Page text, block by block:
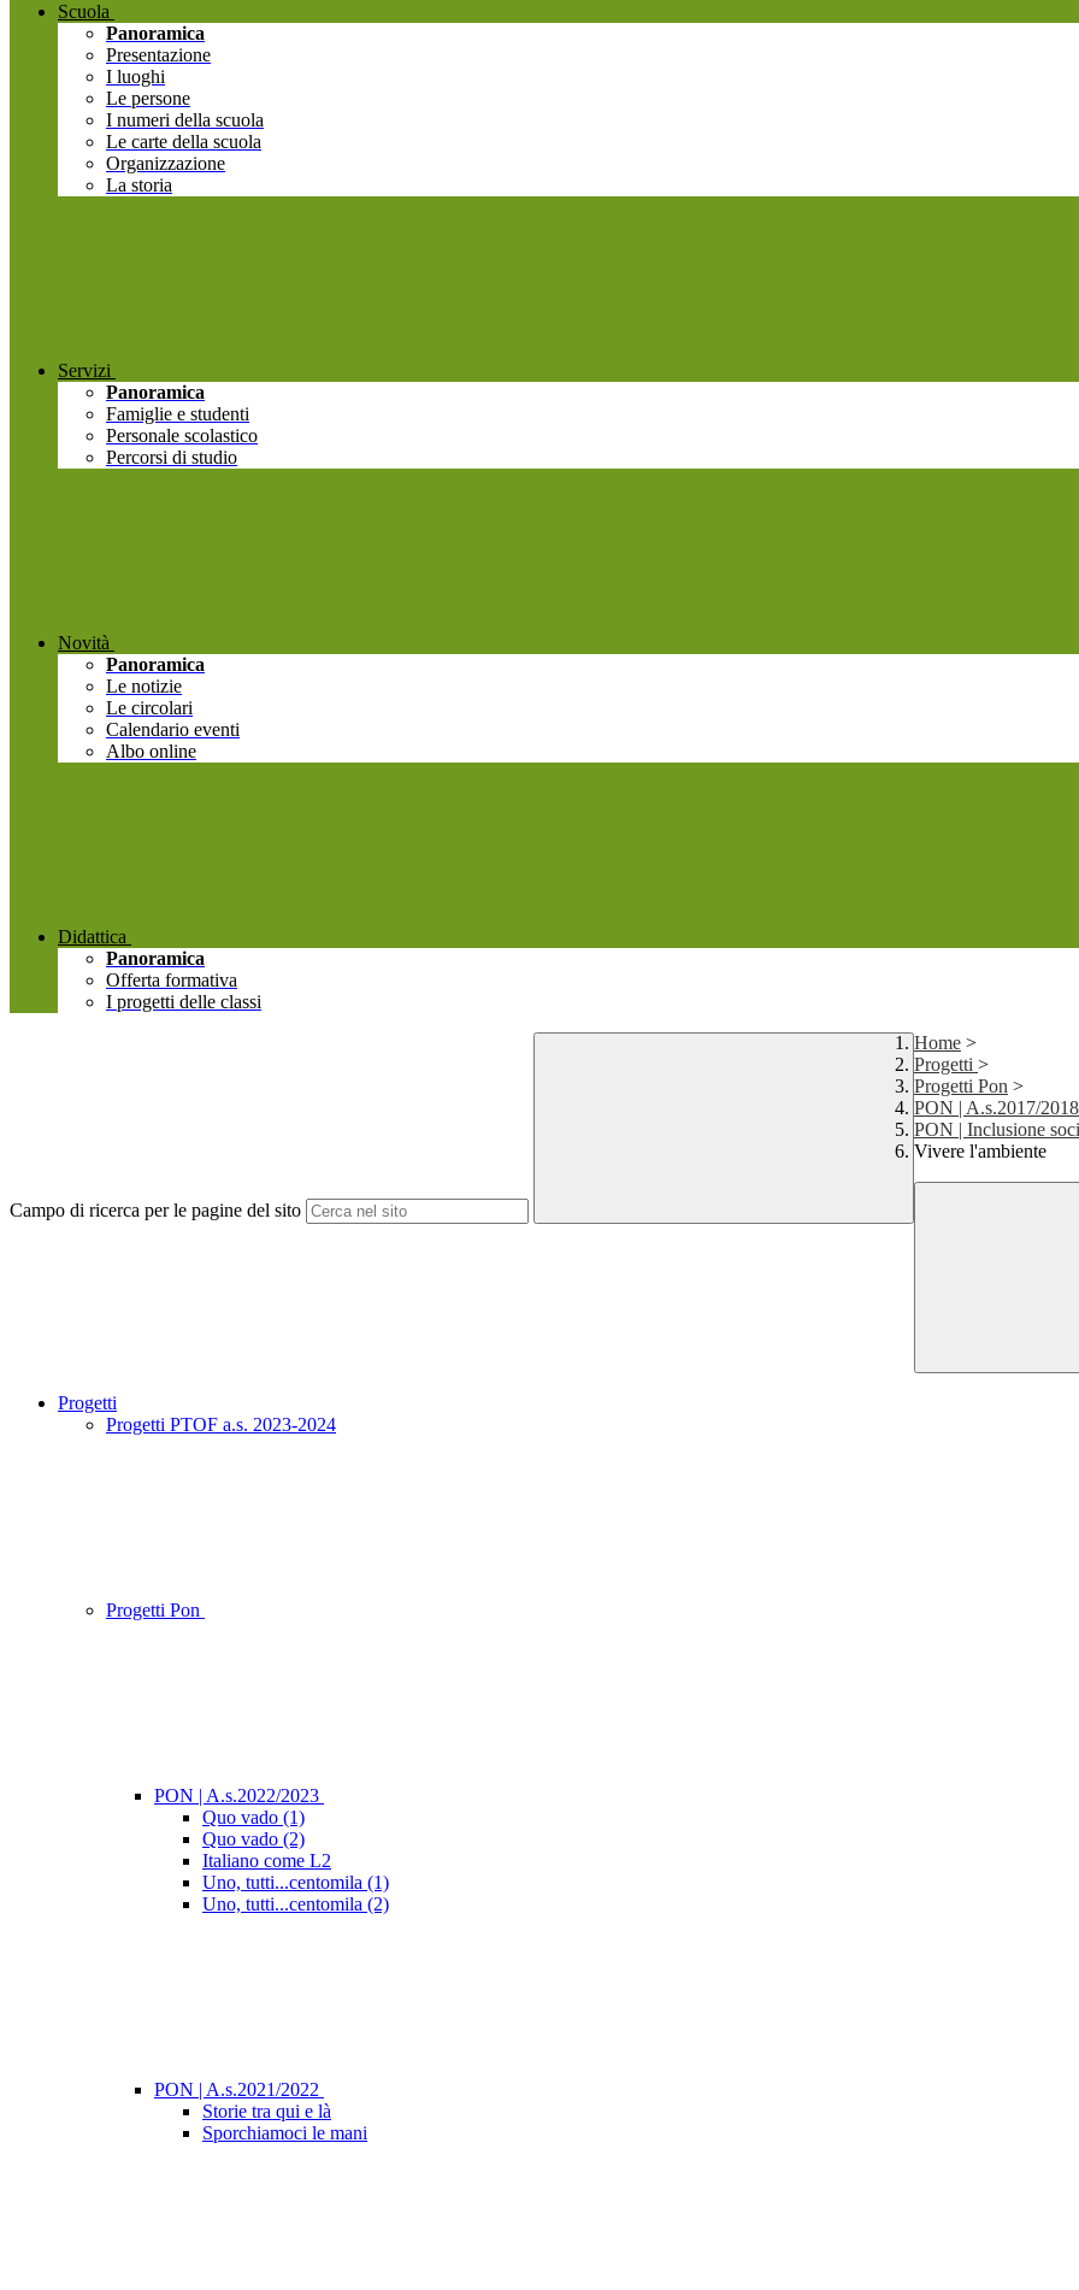
Scuola
Panoramica
Presentazione
I luoghi
Le persone
I numeri della scuola
Le carte della scuola
Organizzazione
La storia
Servizi
Panoramica
Famiglie e studenti
Personale scolastico
Percorsi di studio
Novità
Panoramica
Le notizie
Le circolari
Calendario eventi
Albo online
Didattica
Panoramica
Offerta formativa
I progetti delle classi
Campo di ricerca per le pagine del sito
Home >
Progetti >
Progetti Pon >
PON | A.s.2017/2018
PON | Inclusione
Vivere l'ambiente
Progetti
Progetti PTOF a.s. 2023-2024
Progetti Pon
PON | A.s.2022/2023
Quo vado (1)
Quo vado (2)
Italiano come L2
Uno, tutti...centomila (1)
Uno, tutti...centomila (2)
PON | A.s.2021/2022
Storie tra qui e là
Sporchiamoci le mani